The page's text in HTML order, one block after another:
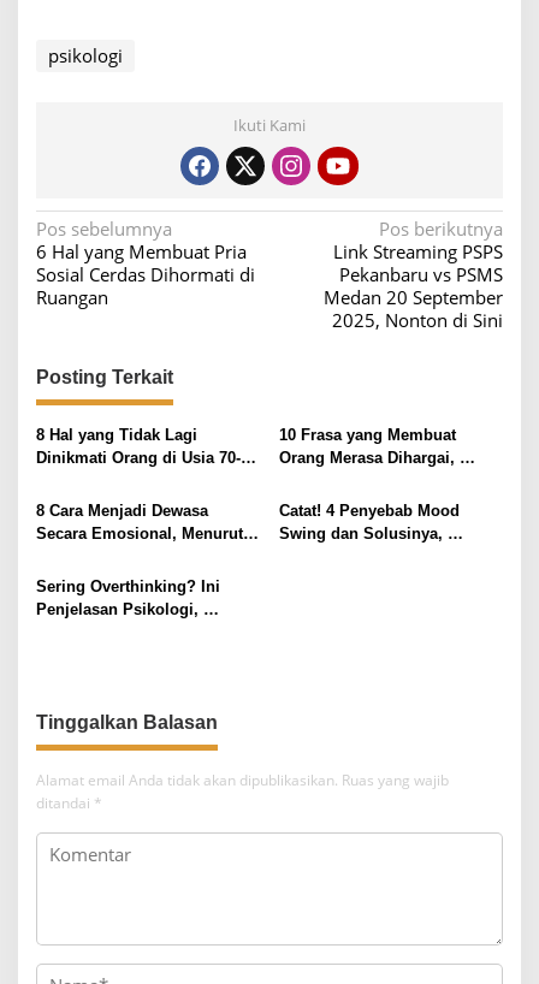
psikologi
Ikuti Kami
N
a
v
g
a
s
i
o
Pos sebelumnya
6 Hal yang Membuat Pria
Sosial Cerdas Dihormati di
Ruangan
Pos berikutnya
Link Streaming PSPS
Pekanbaru vs PSMS
Medan 20 September
2025, Nonton di Sini
Posting Terkait
8 Hal yang Tidak Lagi
Dinikmati Orang di Usia 70-an
Menurut Psikologi
10 Frasa yang Membuat
Orang Merasa Dihargai,
8 Cara Menjadi Dewasa
Secara Emosional, Menurut
Catat! 4 Penyebab Mood
Swing dan Solusinya,
Sering Overthinking? Ini
Penjelasan Psikologi,
Alamat email Anda tidak akan dipublikasikan. Ruas yang wajib
ditandai *